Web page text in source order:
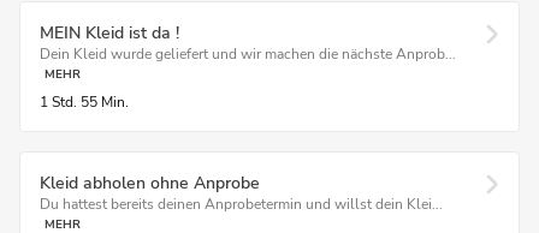
MEIN Kleid ist da !
Dein Kleid wurde geliefert und wir machen die nächste Anprob...
MEHR
1 Std. 55 Min.
Kleid abholen ohne Anprobe
Du hattest bereits deinen Anprobetermin und willst dein Klei...
MEHR